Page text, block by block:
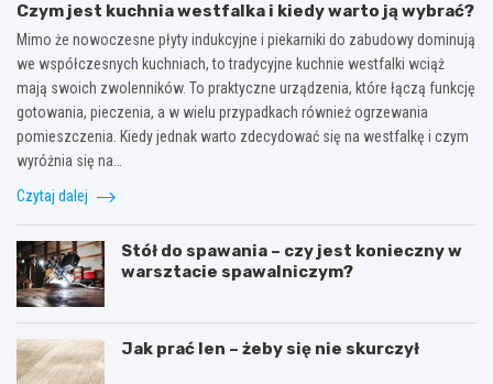
Czym jest kuchnia westfalka i kiedy warto ją wybrać?
Mimo że nowoczesne płyty indukcyjne i piekarniki do zabudowy dominują
we współczesnych kuchniach, to tradycyjne kuchnie westfalki wciąż
mają swoich zwolenników. To praktyczne urządzenia, które łączą funkcję
gotowania, pieczenia, a w wielu przypadkach również ogrzewania
pomieszczenia. Kiedy jednak warto zdecydować się na westfalkę i czym
wyróżnia się na…
Czytaj dalej
Stół do spawania – czy jest konieczny w
warsztacie spawalniczym?
Jak prać len – żeby się nie skurczył